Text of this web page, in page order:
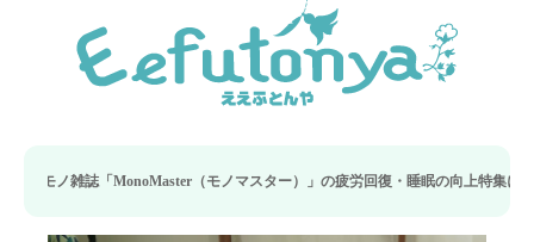
モノマスター）」の疲労回復・睡眠の向上特集に当社のリカバリー枕カバーが取